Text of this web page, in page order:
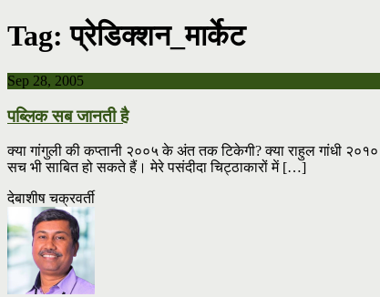
Tag:प्रेडिक्शन_मार्केट
Sep 28, 2005
पब्लिक सब जानती है
क्या गांगुली की कप्तानी २००५ के अंत तक टिकेगी? क्या राहुल गांधी
सच भी साबित हो सकते हैं। मेरे पसंदीदा चिट्ठाकारों में […]
देबाशीष चक्रवर्ती